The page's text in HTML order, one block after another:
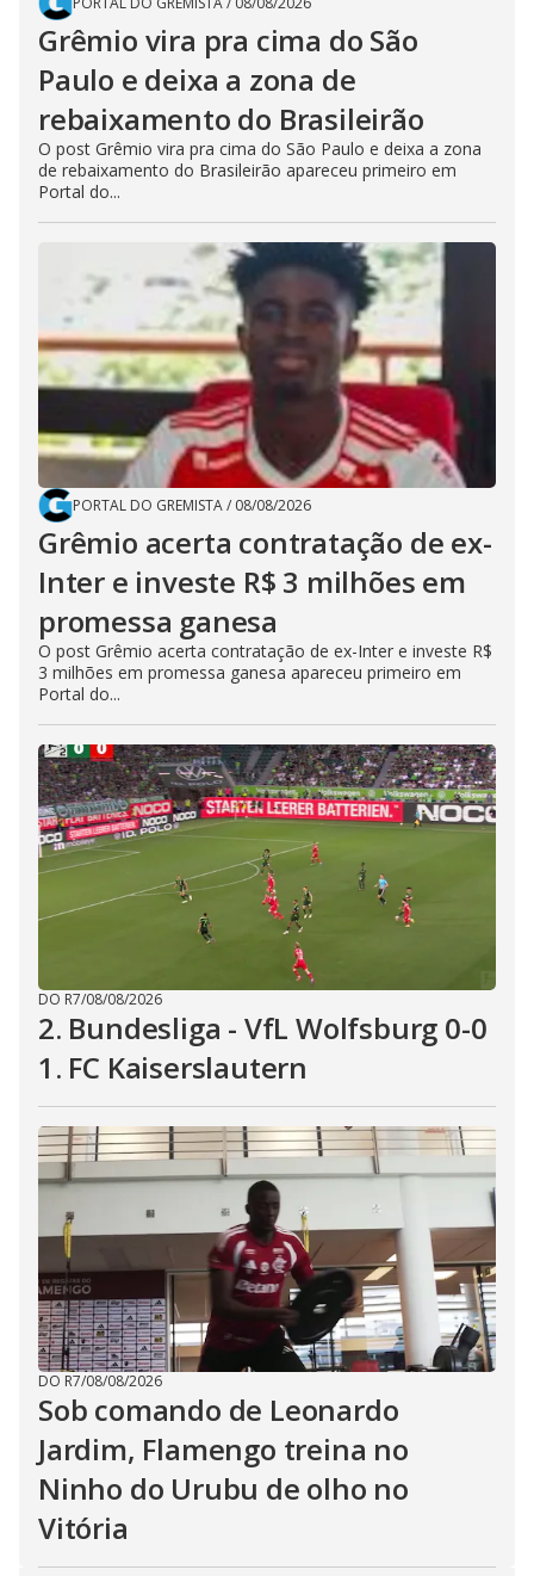
Grêmio vira pra cima do São
Paulo e deixa a zona de
rebaixamento do Brasileirão
O post Grêmio vira pra cima do São Paulo e deixa a zona
de rebaixamento do Brasileirão apareceu primeiro em
Portal do...
PORTAL DO GREMISTA/ 08/08/2026
Grêmio acerta contratação de ex-
Inter e investe R$ 3 milhões em
promessa ganesa
O post Grêmio acerta contratação de ex-Inter e investe R$
3 milhões em promessa ganesa apareceu primeiro em
Portal do...
DO R7/08/08/2026
2. Bundesliga - VfL Wolfsburg 0-0
1. FC Kaiserslautern
DO R7/08/08/2026
Sob comando de Leonardo
Jardim, Flamengo treina no
Ninho do Urubu de olho no
Vitória